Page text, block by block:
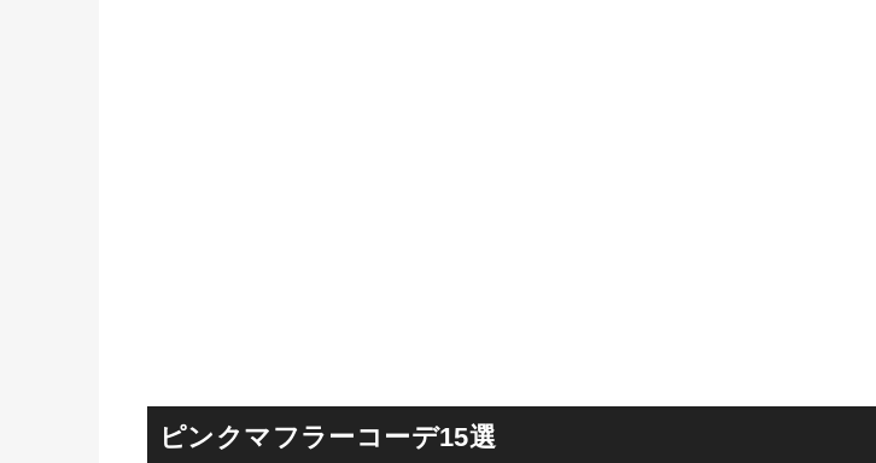
ピンクマフラーコーデ15選